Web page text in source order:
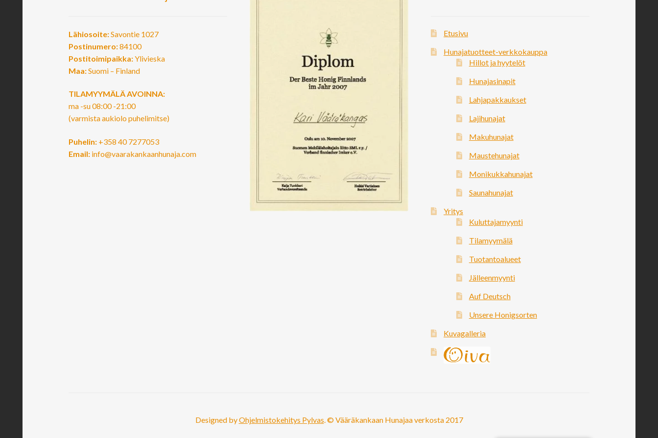
Lähiosoite:Savontie 1027
Postinumero:84100
Postitoimipaikka:Ylivieska
Maa:Suomi – Finland
TILAMYYMÄLÄ AVOINNA:
ma -su 08:00 -21:00
(varmista aukiolo puhelimitse)
Puhelin: +358 40 7277053
Email: info@vaarakankaanhunaja.com
Etusivu
Hunajatuotteet-verkkokauppa
Hillot ja hyytelöt
Hunajasinapit
Lahjapakkaukset
Lajihunajat
Makuhunajat
Maustehunajat
Monikukkahunajat
Saunahunajat
Yritys
Kuluttajamyynti
Tilamyymälä
Tuotantoalueet
Jälleenmyynti
Auf Deutsch
Unsere Honigsorten
Kuvagalleria
Designed byOhjelmistokehitys Pylvas . © Vääräkankaan Hunajaa verkosta 2017